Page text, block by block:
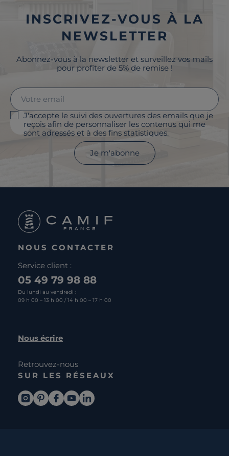
INSCRIVEZ-VOUS À LA
NEWSLETTER
Abonnez-vous à la newsletter et surveillez vos mails
pour profiter de 5% de remise !
J'accepte le suivi des ouvertures des emails que je
reçois afin de personnaliser les contenus qui me
sont adressés et à des fins statistiques.
Je m'abonne
NOUS CONTACTER
Service client :
05 49 79 98 88
Du lundi au vendredi :
09 h 00 – 13 h 00 / 14 h 00 – 17 h 00
Nous écrire
Retrouvez-nous
SUR LES RÉSEAUX